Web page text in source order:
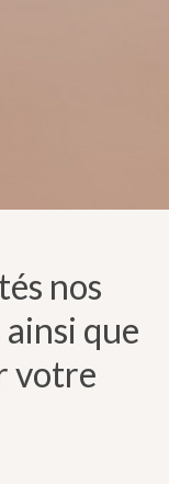
nos
ainsi que
votre